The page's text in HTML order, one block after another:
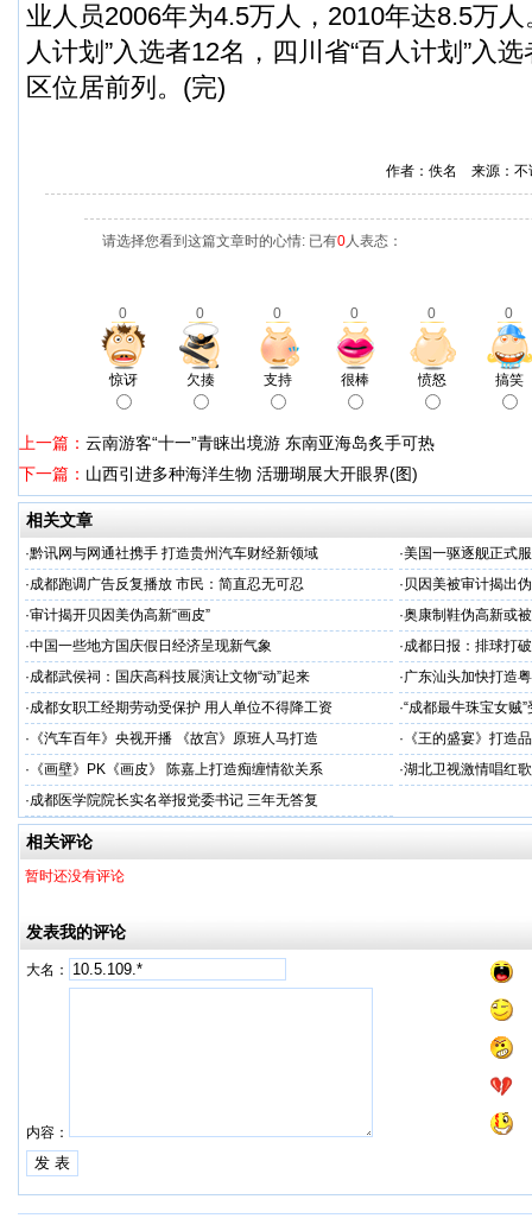
业人员2006年为4.5万人，2010年达8.5万
人计划”入选者12名，四川省“百人计划”入
区位居前列。(完)
作者：佚名 来源：
请选择您看到这篇文章时的心情: 已有0人表态：
0 0 0 0 0 0
惊讶 欠揍 支持 很棒 愤怒 搞笑
上一篇： 云南游客“十一”青睐出境游 东南亚海岛炙手可热
下一篇： 山西引进多种海洋生物 活珊瑚展大开眼界(图)
相关文章
·黔讯网与网通社携手 打造贵州汽车财经新领域 ·美国一驱逐舰正式
·成都跑调广告反复播放 市民：简直忍无可忍 · 贝因美被审计揭出
·审计揭开贝因美伪高新“画皮” ·奥康制鞋伪高新或
·中国一些地方国庆假日经济呈现新气象 ·成都日报：排球打
·成都武侯祠：国庆高科技展演让文物“动”起来 ·广东汕头加快打造
·成都女职工经期劳动受保护 用人单位不得降工资 ·“成都最牛珠宝女贼
· 《汽车百年》央视开播 《故宫》原班人马打造 · 《王的盛宴》打造
· 《画壁》PK《画皮》 陈嘉上打造痴缠情欲关系 ·湖北卫视激情唱红
·成都医学院院长实名举报党委书记 三年无答复
相关评论
暂时还没有评论
发表我的评论
大名：
内容：